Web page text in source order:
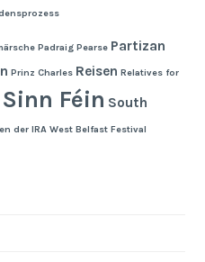
Padraig Pearse Partizan
Prinz Charles Reisen Relatives for
Sinn Féin South
der IRA West Belfast Festival